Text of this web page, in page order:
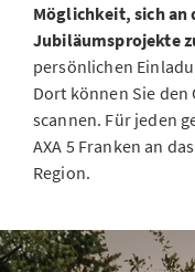
Möglichkeit, sich an
Jubiläumsprojekte
persönlichen
Dort können Sie den
scannen. Für jeden
AXA 5 Franken an
Region.